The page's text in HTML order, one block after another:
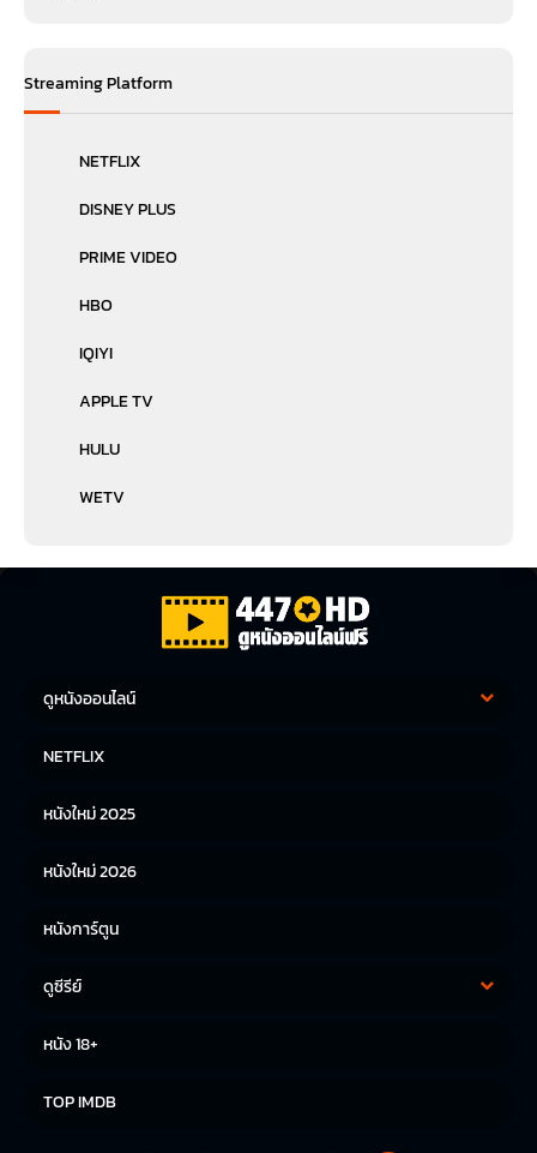
Streaming Platform
NETFLIX
DISNEY PLUS
PRIME VIDEO
HBO
IQIYI
APPLE TV
HULU
WETV
ดูหนังออนไลน์
หนังญี่ปุ่น
NETFLIX
หนังใหม่ 2025
หนังใหม่ 2026
หนังการ์ตูน
ดูซีรีย์
หนัง 18+
TOP IMDB